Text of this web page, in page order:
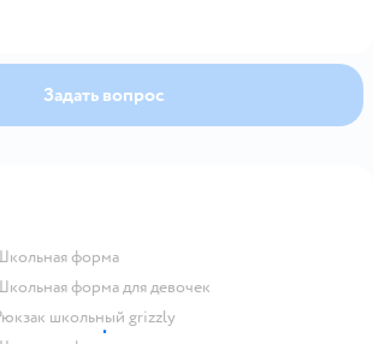
Задать вопрос
Школьная форма
Школьная форма для девочек
Рюкзак школьный grizzly